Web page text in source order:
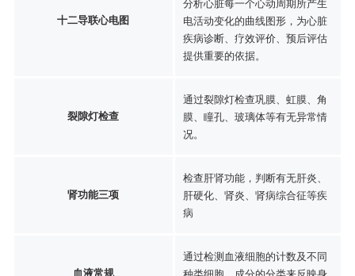
十二导联心电图
分析心脏每一个心动周期所产生
电活动变化的曲线图形，为心脏
疾病诊断、疗效评价、预后评估
提供重要的依据。
裂隙灯检查
通过裂隙灯检查巩膜、虹膜、角
膜、瞳孔、玻璃体等有无异常情
况。
肾功能三项
检查肝肾功能，判断有无肝炎、
肝硬化、肾炎、肾病综合征等疾
病
血液常规
通过检测血液细胞的计数及不同
种类细胞、成分的分类来反映身